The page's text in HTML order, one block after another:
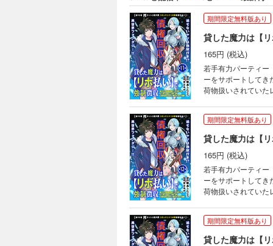
ート妖精エムピーに
さキチ (C)飯島しん
期間限定無料版あり
165円 (税込)
若手有力パーティー
ーをサポートしてき
荷物扱いされていた
ート妖精エムピーに
さキチ (C)飯島しん
期間限定無料版あり
165円 (税込)
若手有力パーティー
ーをサポートしてき
荷物扱いされていた
ート妖精エムピーに
さキチ (C)飯島しん
期間限定無料版あり